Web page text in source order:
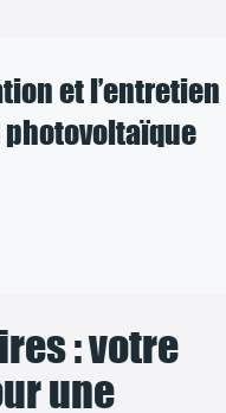
et l’entretien
: votre
une